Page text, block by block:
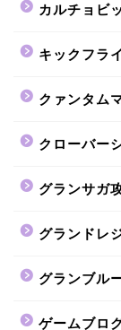
カルチョビ
キックフラ
クァンタム
クローバー
グランサガ
グランドレ
グランブル
ゲームブロ